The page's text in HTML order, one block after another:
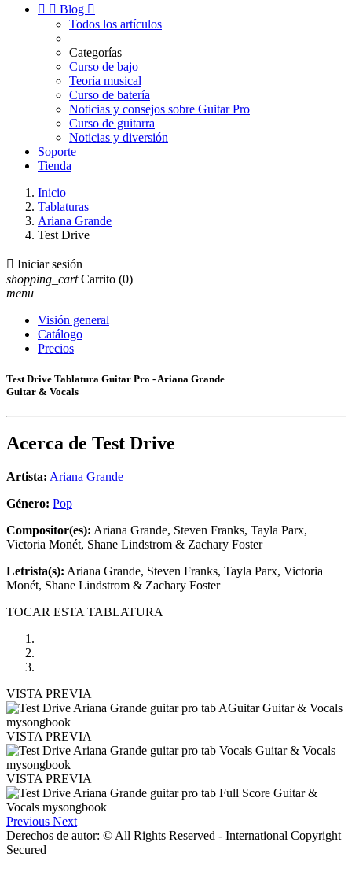
  Blog 
Todos los artículos
Categorías
Curso de bajo
Teoría musical
Curso de batería
Noticias y consejos sobre Guitar Pro
Curso de guitarra
Noticias y diversión
Soporte
Tienda
Inicio
Tablaturas
Ariana Grande
Test Drive
 Iniciar sesión
shopping_cart Carrito (0)
menu
Visión general
Catálogo
Precios
Test Drive Tablatura Guitar Pro - Ariana Grande
Guitar & Vocals
Acerca de Test Drive
Artista: Ariana Grande
Género: Pop
Compositor(es): Ariana Grande, Steven Franks, Tayla Parx,
Victoria Monét, Shane Lindstrom & Zachary Foster
Letrista(s): Ariana Grande, Steven Franks, Tayla Parx, Victoria
Monét, Shane Lindstrom & Zachary Foster
TOCAR ESTA TABLATURA
VISTA PREVIA
VISTA PREVIA
VISTA PREVIA
Previous Next
Derechos de autor: © All Rights Reserved - International Copyright
Secured